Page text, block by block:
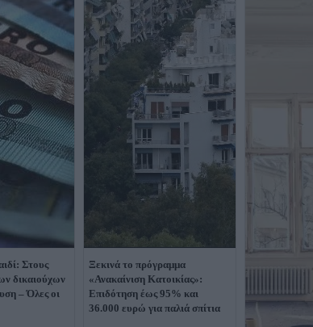
Στους
δικαιούχων
– Όλες οι
Ξεκινά το πρόγραμμα
«Ανακαίνιση Κατοικίας»:
Επιδότηση έως 95% και
36.000 ευρώ για παλιά σπίτια